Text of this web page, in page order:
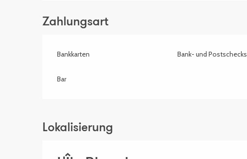
Zahlungsart
Bankkarten Bank- und Postschecks
Bar
Lokalisierung